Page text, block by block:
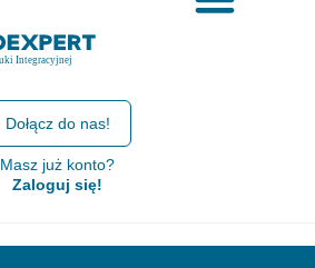
Dołącz do nas!
Masz już konto?
Zaloguj się!